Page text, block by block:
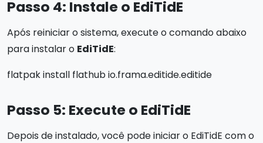
Passo 4: Instale o EdiTidE
Após reiniciar o sistema, execute o comando abaixo
para instalar o EdiTidE:
flatpak install flathub io.frama.editide.editide
Passo 5: Execute o EdiTidE
Depois de instalado, você pode iniciar o EdiTidE com o